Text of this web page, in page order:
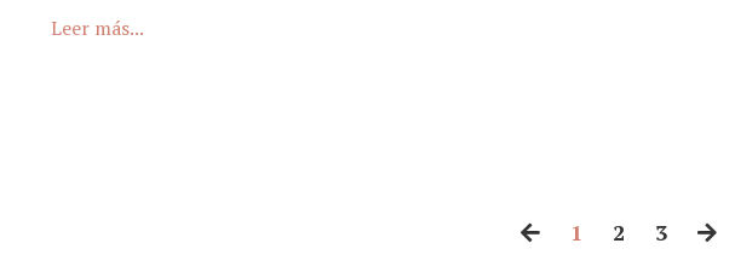
Leer más...
1 2 3